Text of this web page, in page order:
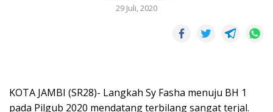
29 Juli, 2020
KOTA JAMBI (SR28)- Langkah Sy Fasha menuju BH 1
pada Pilgub 2020 mendatang terbilang sangat terjal.